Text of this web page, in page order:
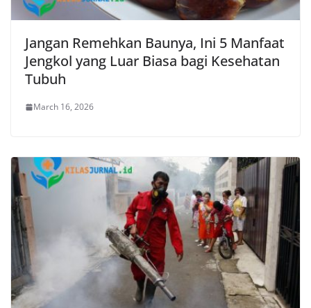
Jangan Remehkan Baunya, Ini 5 Manfaat
Jengkol yang Luar Biasa bagi Kesehatan
Tubuh
March 16, 2026